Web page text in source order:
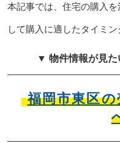
本記事では、住宅の購入
して購入に適したタイミン
▼ 物件情報が見
福岡市東区